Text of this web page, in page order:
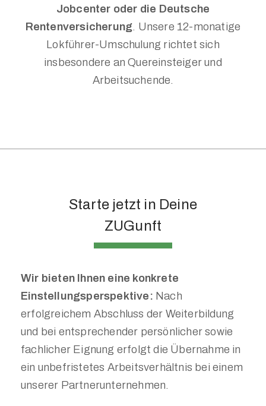
Jobcenter oder die Deutsche
Rentenversicherung. Unsere 12-monatige
Lokführer-Umschulung richtet sich
insbesondere an Quereinsteiger und
Arbeitsuchende.
Starte jetzt in Deine
ZUGunft
Wir bieten Ihnen eine konkrete
Einstellungsperspektive: Nach
erfolgreichem Abschluss der Weiterbildung
und bei entsprechender persönlicher sowie
fachlicher Eignung erfolgt die Übernahme in
ein unbefristetes Arbeitsverhältnis bei einem
unserer Partnerunternehmen.